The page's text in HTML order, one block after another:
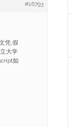
#16793
凭,假
大学
如